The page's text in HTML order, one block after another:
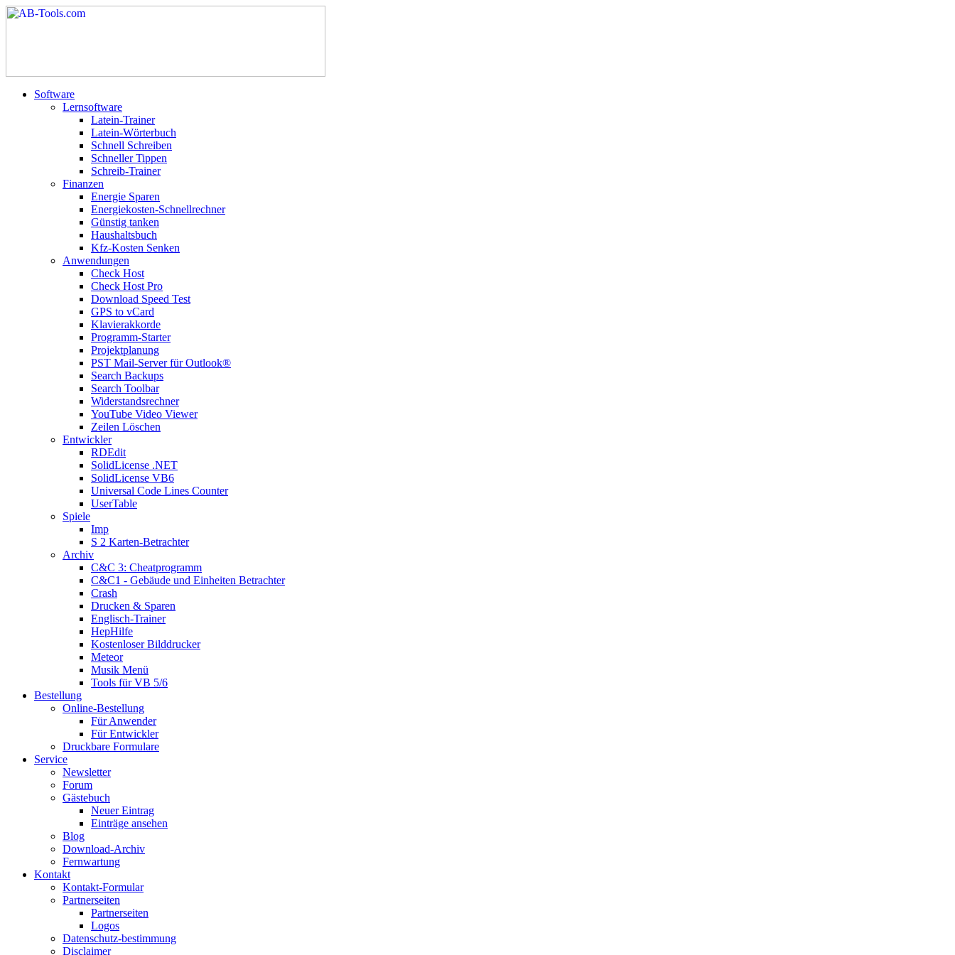
Software
Lernsoftware
Latein-Trainer
Latein-Wörterbuch
Schnell Schreiben
Schneller Tippen
Schreib-Trainer
Finanzen
Energie Sparen
Energiekosten-Schnellrechner
Günstig tanken
Haushaltsbuch
Kfz-Kosten Senken
Anwendungen
Check Host
Check Host Pro
Download Speed Test
GPS to vCard
Klavierakkorde
Programm-Starter
Projektplanung
PST Mail-Server für Outlook®
Search Backups
Search Toolbar
Widerstandsrechner
YouTube Video Viewer
Zeilen Löschen
Entwickler
RDEdit
SolidLicense .NET
SolidLicense VB6
Universal Code Lines Counter
UserTable
Spiele
Imp
S 2 Karten-Betrachter
Archiv
C&C 3: Cheatprogramm
C&C1 - Gebäude und Einheiten Betrachter
Crash
Drucken & Sparen
Englisch-Trainer
HepHilfe
Kostenloser Bilddrucker
Meteor
Musik Menü
Tools für VB 5/6
Bestellung
Online-Bestellung
Für Anwender
Für Entwickler
Druckbare Formulare
Service
Newsletter
Forum
Gästebuch
Neuer Eintrag
Einträge ansehen
Blog
Download-Archiv
Fernwartung
Kontakt
Kontakt-Formular
Partnerseiten
Partnerseiten
Logos
Datenschutz-bestimmung
Disclaimer